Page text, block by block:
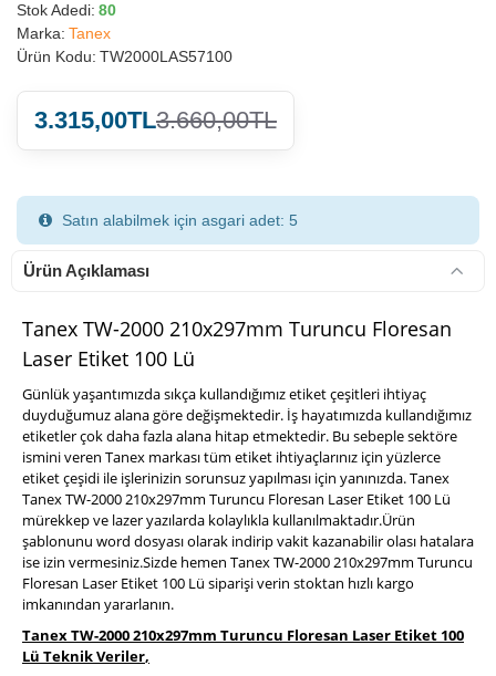
900 TL Üzeri Kargo Ücretsiz
Stok Adedi: 80
Marka: Tanex
Ürün Kodu: TW2000LAS57100
3.315,00TL3.660,00TL
Satın alabilmek için asgari adet: 5
Ürün Açıklaması
Tanex TW-2000 210x297mm Turuncu Floresan
Laser Etiket 100 Lü
Günlük yaşantımızda sıkça kullandığımız etiket çeşitleri ihtiyaç
duyduğumuz alana göre değişmektedir. İş hayatımızda kullandığımız
etiketler çok daha fazla alana hitap etmektedir. Bu sebeple sektöre
ismini veren Tanex markası tüm etiket ihtiyaçlarınız için yüzlerce
etiket çeşidi ile işlerinizin sorunsuz yapılması için yanınızda. Tanex
Tanex TW-2000 210x297mm Turuncu Floresan Laser Etiket 100 Lü
mürekkep ve lazer yazılarda kolaylıkla kullanılmaktadır.Ürün
şablonunu word dosyası olarak indirip vakit kazanabilir olası hatalara
ise izin vermesiniz.Sizde hemen Tanex TW-2000 210x297mm Turuncu
Floresan Laser Etiket 100 Lü siparişi verin stoktan hızlı kargo
imkanından yararlanın.
Tanex TW-2000 210x297mm Turuncu Floresan Laser Etiket 100
Lü Teknik Veriler,